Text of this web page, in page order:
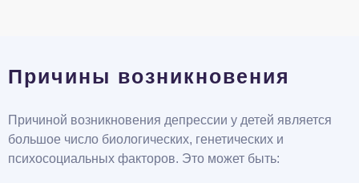
Причины возникновения
Причиной возникновения депрессии у детей является
большое число биологических, генетических и
психосоциальных факторов. Это может быть: